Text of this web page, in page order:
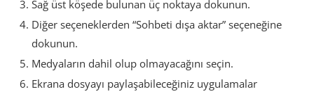
Sağ üst köşede bulunan üç noktaya dokunun.
Diğer seçeneklerden “Sohbeti dışa aktar” seçeneğine
dokunun.
Medyaların dahil olup olmayacağını seçin.
Ekrana dosyayı paylaşabileceğiniz uygulamalar